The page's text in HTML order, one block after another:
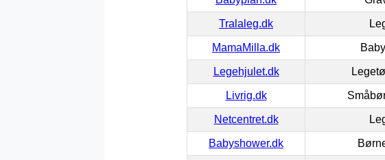
Tralaleg.dk
MamaMilla.dk
Legehjulet.dk
Livrig.dk
Netcentret.dk
Babyshower.dk